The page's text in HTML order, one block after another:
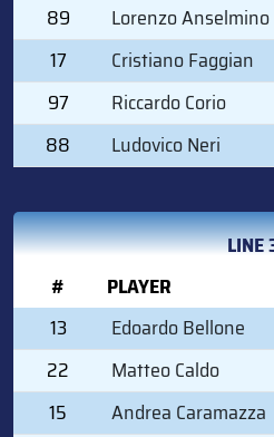
89
Lorenzo Anselmino
17
Cristiano Faggian
97
Riccardo Corio
88
Ludovico Neri
LINE
#
PLAYER
13
Edoardo Bellone
22
Matteo Caldo
15
Andrea Caramazza